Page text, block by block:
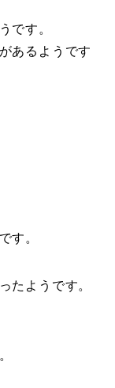
です。
あるようです
す。
たようです。